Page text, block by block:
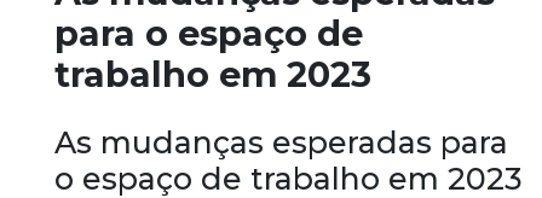
para o espaço de
trabalho em 2023
As mudanças esperadas para
o espaço de trabalho em 2023